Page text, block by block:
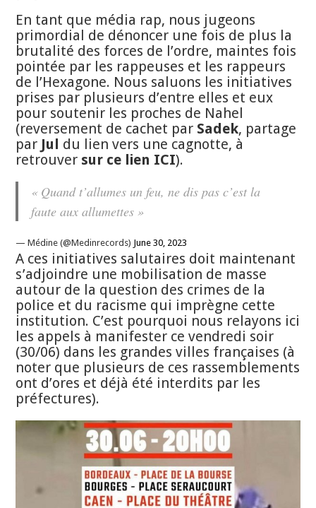
En tant que média rap, nous jugeons
primordial de dénoncer une fois de plus la
brutalité des forces de l’ordre, maintes fois
pointée par les rappeuses et les rappeurs
de l’Hexagone. Nous saluons les initiatives
prises par plusieurs d’entre elles et eux
pour soutenir les proches de Nahel
(reversement de cachet par Sadek, partage
par Jul du lien vers une cagnotte, à
retrouver sur ce lien ICI).
« Quand t’allumes un feu, ne dis pas c’est la
faute aux allumettes »
— Médine (@Medinrecords) June 30, 2023
A ces initiatives salutaires doit maintenant
s’adjoindre une mobilisation de masse
autour de la question des crimes de la
police et du racisme qui imprègne cette
institution. C’est pourquoi nous relayons ici
les appels à manifester ce vendredi soir
(30/06) dans les grandes villes françaises (à
noter que plusieurs de ces rassemblements
ont d’ores et déjà été interdits par les
préfectures).